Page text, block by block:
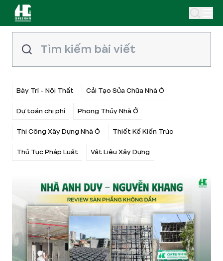
Bày Trí - Nội Thất Cải Tạo Sửa Chữa Nhà Ở
Dự toán chi phí Phong Thủy Nhà Ở
Thi Công Xây Dựng Nhà Ở Thiết Kế Kiến Trúc
Thủ Tục Pháp Luật Vật Liệu Xây Dựng